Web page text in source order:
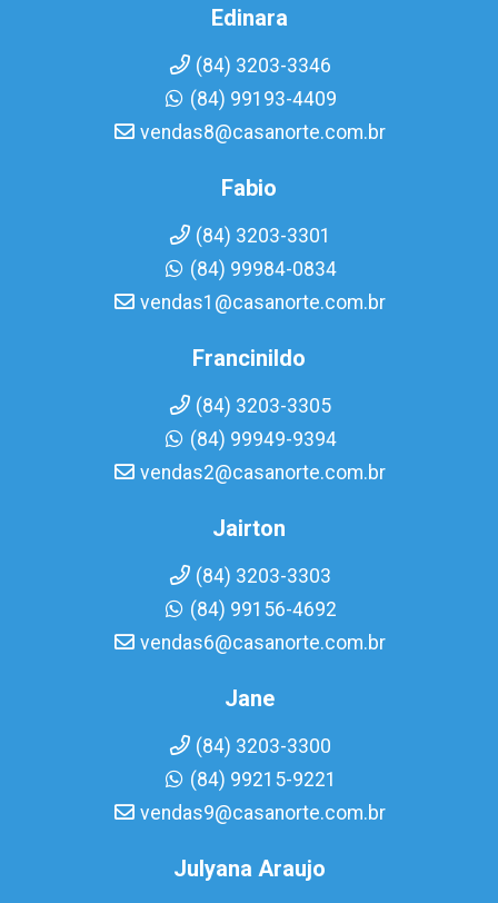
Edinara
(84) 3203-3346
(84) 99193-4409
vendas8@casanorte.com.br
Fabio
(84) 3203-3301
(84) 99984-0834
vendas1@casanorte.com.br
Francinildo
(84) 3203-3305
(84) 99949-9394
vendas2@casanorte.com.br
Jairton
(84) 3203-3303
(84) 99156-4692
vendas6@casanorte.com.br
Jane
(84) 3203-3300
(84) 99215-9221
vendas9@casanorte.com.br
Julyana Araujo